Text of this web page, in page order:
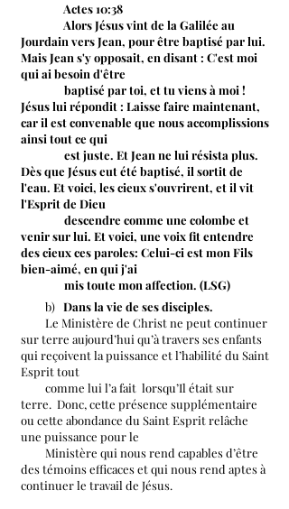
Actes 10:38
Alors Jésus vint de la Galilée au
Jourdain vers Jean, pour être baptisé par lui.
Mais Jean s'y opposait, en disant : C'est moi
qui ai besoin d'être
baptisé par toi, et tu viens à moi !
Jésus lui répondit : Laisse faire maintenant,
car il est convenable que nous accomplissions
ainsi tout ce qui
est juste. Et Jean ne lui résista plus.
Dès que Jésus eut été baptisé, il sortit de
l'eau. Et voici, les cieux s'ouvrirent, et il vit
l'Esprit de Dieu
descendre comme une colombe et
venir sur lui. Et voici, une voix fit entendre
des cieux ces paroles: Celui-ci est mon Fils
bien-aimé, en qui j'ai
mis toute mon affection. (LSG)
b) Dans la vie de ses disciples.
Le Ministère de Christ ne peut continuer
sur terre aujourd’hui qu’à travers ses enfants
qui reçoivent la puissance et l’habilité du Saint
Esprit tout
comme lui l’a fait lorsqu’Il était sur
terre. Donc, cette présence supplémentaire
ou cette abondance du Saint Esprit relâche
une puissance pour le
Ministère qui nous rend capables d’être
des témoins efficaces et qui nous rend aptes à
continuer le travail de Jésus.